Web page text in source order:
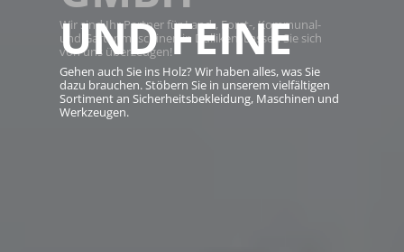
Wir sind Ihr Partner für Land-, Forst-, Kommunal-
und Gartenmaschinen in Dulliken. Lassen Sie sich
von uns überzeugen!
UND FEINE
Gehen auch Sie ins Holz? Wir haben alles, was Sie
dazu brauchen. Stöbern Sie in unserem vielfältigen
Sortiment an Sicherheitsbekleidung, Maschinen und
Werkzeugen.